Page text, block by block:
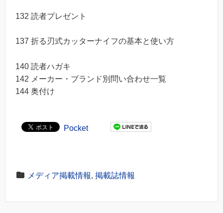
132 読者プレゼント
137 折る刃式カッターナイフの基本と使い方
140 読者ハガキ
142 メーカー・ブランド別問い合わせ一覧
144 奥付け
Pocket
メディア掲載情報, 掲載誌情報